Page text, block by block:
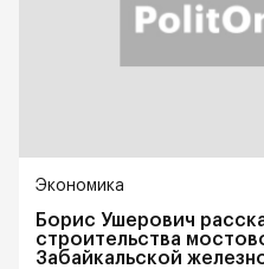
Экономика
Борис Ушерович
строительства
Забайкальской